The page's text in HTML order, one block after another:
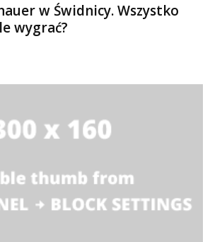
w Świdnicy. Wszystko
wygrać?